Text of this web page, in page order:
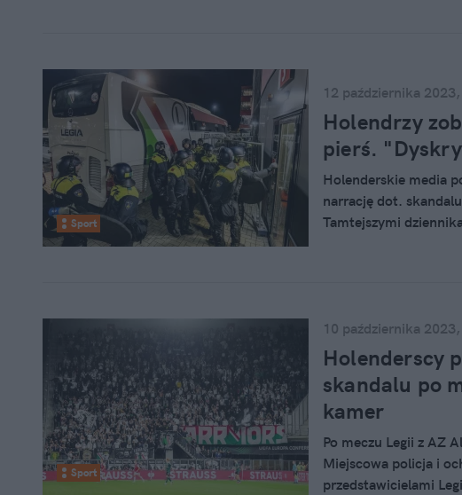
Sport
12 października
Holendrzy
pierś.
Holenderskie media
narrację dot.
Tamtejszymi
Sport
10 października
Holenderscy
skandalu po
kamer
Po meczu Legii z AZ
Miejscowa policja i
przedstawicielami